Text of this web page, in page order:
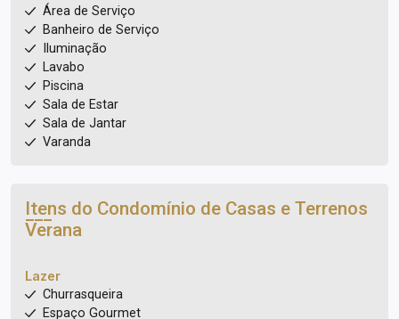
Área de Serviço
Banheiro de Serviço
Iluminação
Lavabo
Piscina
Sala de Estar
Sala de Jantar
Varanda
Itens do Condomínio de Casas e Terrenos
Verana
Lazer
Churrasqueira
Espaço Gourmet